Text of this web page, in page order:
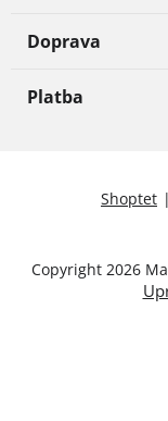
Doprava
Platba
Shoptet |
Copyright 2026